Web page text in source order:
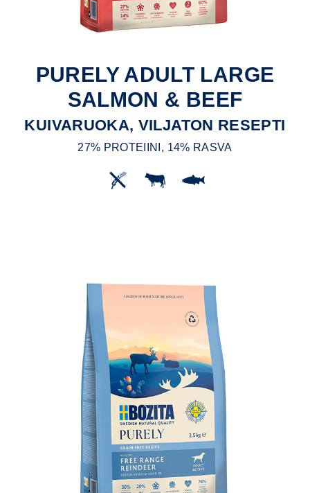
PURELY ADULT LARGE
SALMON & BEEF
KUIVARUOKA, VILJATON RESEPTI
27% PROTEIINI, 14% RASVA